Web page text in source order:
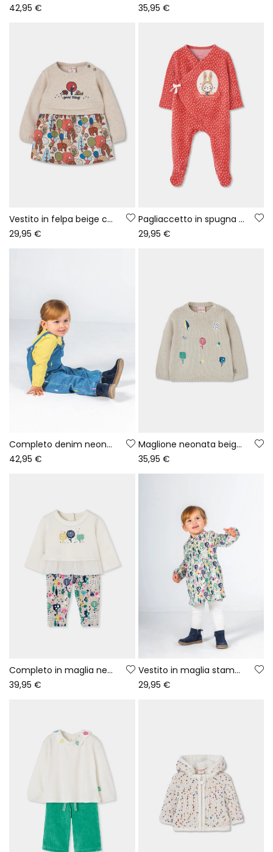
42,95 €
35,95 €
Vestito in felpa beige con stampa foresta neonato
29,95 €
Pagliaccetto in spugna neonato rosso con stampa coniglietto
29,95 €
Completo denim neonata blu stampa foglie
42,95 €
Maglione neonata beige ricamato con alberi
35,95 €
Completo in maglia neonata bambina bianco stampato alberi
39,95 €
Vestito in maglia stampata alberi multicolore neonato
29,95 €